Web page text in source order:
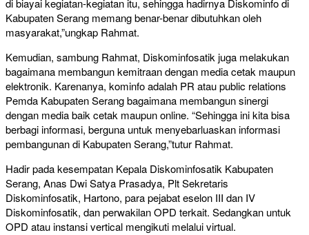
di biayai kegiatan-kegiatan itu, sehingga hadirnya Diskominfo di
Kabupaten Serang memang benar-benar dibutuhkan oleh
masyarakat,”ungkap Rahmat.
Kemudian, sambung Rahmat, Diskominfosatik juga melakukan
bagaimana membangun kemitraan dengan media cetak maupun
elektronik. Karenanya, kominfo adalah PR atau public relations
Pemda Kabupaten Serang bagaimana membangun sinergi
dengan media baik cetak maupun online. “Sehingga ini kita bisa
berbagi informasi, berguna untuk menyebarluaskan informasi
pembangunan di Kabupaten Serang,”tutur Rahmat.
Hadir pada kesempatan Kepala Diskominfosatik Kabupaten
Serang, Anas Dwi Satya Prasadya, Plt Sekretaris
Diskominfosatik, Hartono, para pejabat eselon III dan IV
Diskominfosatik, dan perwakilan OPD terkait. Sedangkan untuk
OPD atau instansi vertical mengikuti melalui virtual.